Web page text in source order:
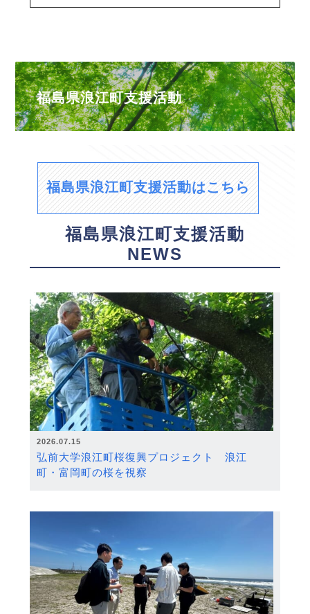
福島県浪江町支援活動
福島県浪江町支援活動はこちら
福島県浪江町支援活動
NEWS
2026.07.15
弘前大学浪江町桜復興プロジェクト 浪江
町・富岡町の桜を視察